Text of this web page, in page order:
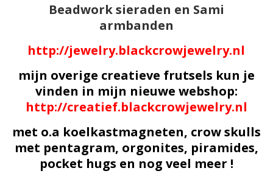
Beadwork sieraden en Sami
armbanden
http://jewelry.blackcrowjewelry.nl
mijn overige creatieve frutsels kun je
vinden in mijn nieuwe webshop:
http://creatief.blackcrowjewelry.nl
met o.a koelkastmagneten, crow skulls
met pentagram, orgonites, piramides,
pocket hugs en nog veel meer !